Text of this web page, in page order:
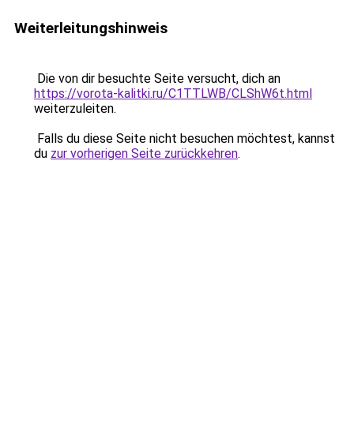
Weiterleitungshinweis
Die von dir besuchte Seite versucht, dich an
https://vorota-kalitki.ru/C1TTLWB/CLShW6t.html
weiterzuleiten.
Falls du diese Seite nicht besuchen möchtest, kannst
du zur vorherigen Seite zurückkehren.